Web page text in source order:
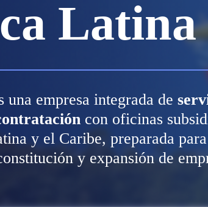
Latina
empresa integrada de
con oficinas
y el Caribe, preparada
y expansión de